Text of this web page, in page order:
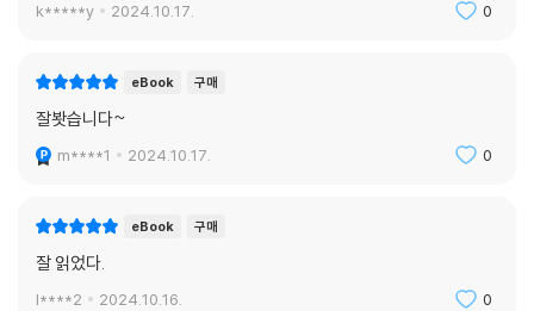
k*****y 2024.10.17. 0
eBook 구매
잘봣습니다~
m****1 2024.10.17. 0
eBook 구매
잘 읽었다.
l****2 2024.10.16. 0